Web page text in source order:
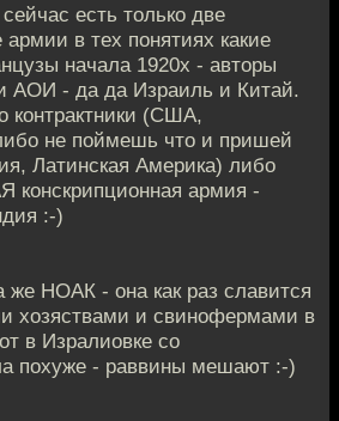
есть только две
в тех понятиях какие
начала 1920х - авторы
- да да Израиль и Китай.
контрактники (США,
не поймешь что и пришей
Латинская Америка) либо
армия -
:-)
же НОАК - она как раз славится
хозяствами и свинофермами в
в Изралиовке со
похуже - раввины мешают :-)